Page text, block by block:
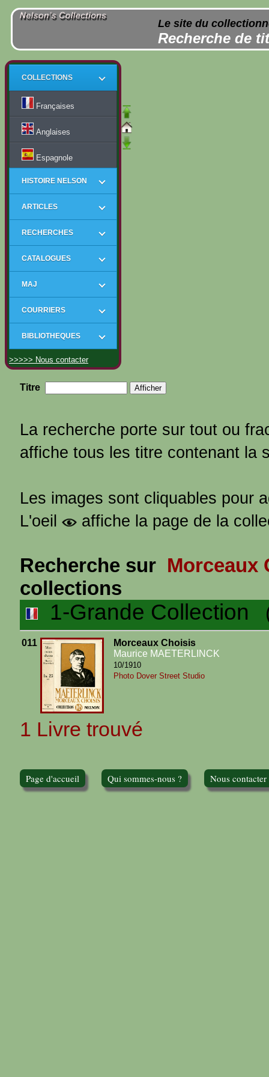
Le site du
Recherche de
COLLECTIONS
Françaises
Anglaises
Espagnole
HISTOIRE NELSON
ARTICLES
RECHERCHES
CATALOGUES
MAJ
COURRIERS
BIBLIOTHEQUES
>>>>> Nous contacter
Titre
La recherche porte sur tout ou
affiche tous les titre contenant la
Les images sont cliquables pour
L'oeil
affiche la page de la
Recherche sur Morceaux
collections
1-Grande Collection
011
Morceaux Choisis
Maurice MAETERLINCK
10/1910
Photo Dover Street Studio
1 Livre trouvé
Page d'accueil Qui sommes-nous ? Nous contacter